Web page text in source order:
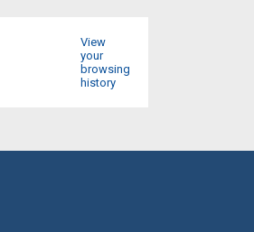
View
your
browsing
history